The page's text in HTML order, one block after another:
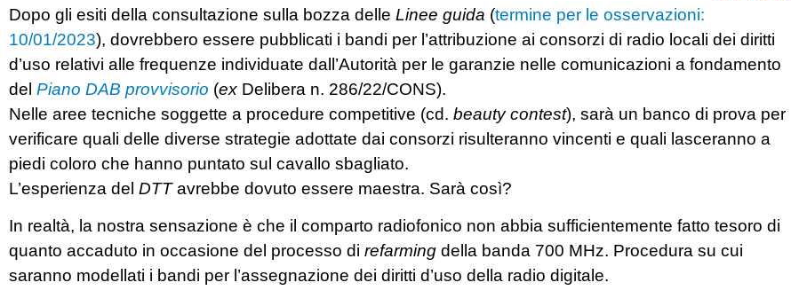
Dopo gli esiti della consultazione sulla bozza delle Linee guida (termine per le osservazioni:
10/01/2023), dovrebbero essere pubblicati i bandi per l’attribuzione ai consorzi di radio locali dei diritti
d’uso relativi alle frequenze individuate dall’Autorità per le garanzie nelle comunicazioni a fondamento
del Piano DAB provvisorio (ex Delibera n. 286/22/CONS).
Nelle aree tecniche soggette a procedure competitive (cd. beauty contest), sarà un banco di prova per
verificare quali delle diverse strategie adottate dai consorzi risulteranno vincenti e quali lasceranno a
piedi coloro che hanno puntato sul cavallo sbagliato.
L’esperienza del DTTavrebbe dovuto essere maestra. Sarà così?
In realtà, la nostra sensazione è che il comparto radiofonico non abbia sufficientemente fatto tesoro di
quanto accaduto in occasione del processo di refarming della banda 700 MHz. Procedura su cui
saranno modellati i bandi per l’assegnazione dei diritti d’uso della radio digitale.